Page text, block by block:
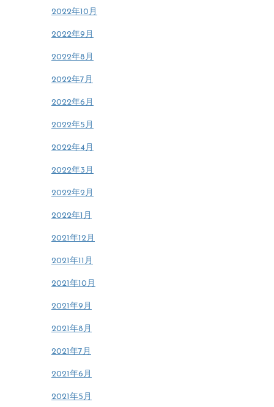
2022年10月
2022年9月
2022年8月
2022年7月
2022年6月
2022年5月
2022年4月
2022年3月
2022年2月
2022年1月
2021年12月
2021年11月
2021年10月
2021年9月
2021年8月
2021年7月
2021年6月
2021年5月